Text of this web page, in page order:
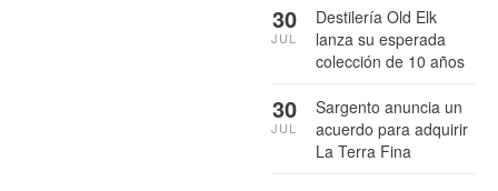
Destilería Old Elk
lanza su esperada
colección de 10 años
30
JUL
Sargento anuncia un
acuerdo para adquirir
La Terra Fina
30
JUL